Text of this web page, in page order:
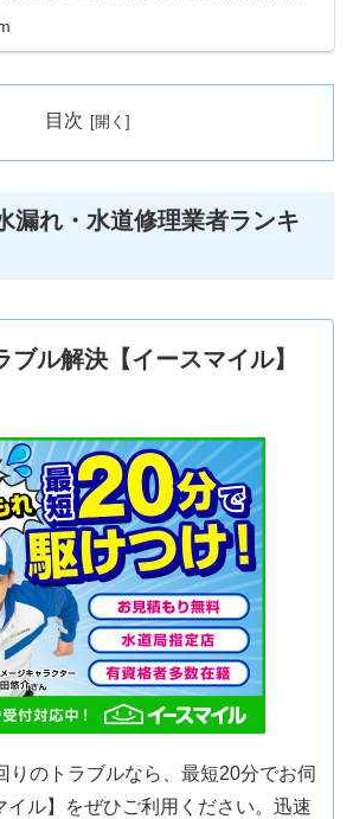
目次
漏れ・水道修理業者ランキ
ブル解決【イースマイル】
りのトラブルなら、最短20分でお伺
イル】をぜひご利用ください。迅速